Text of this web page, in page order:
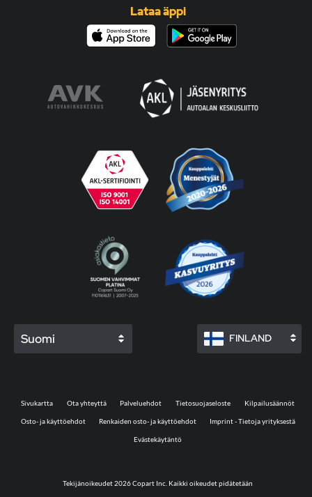
Lataa äppi
Suomi FINLAND
Tekijänoikeudet 2026 Copart Inc. Kaikki oikeudet pidätetään
Sivukartta Ota yhteyttä Palveluehdot Tietosuojaseloste Kilpailusäännöt
Osto- ja käyttöehdot Renkaiden osto- ja käyttöehdot Imprint - Tietoja yrityksestä
Evästekäytäntö